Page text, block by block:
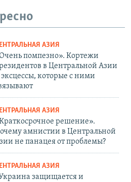
АЗИЯ
помпезно». Кортежи
в Центральной Азии
которые с ними
АЗИЯ
решение».
амнистии в Центральной
не панацея от проблемы?
АЗИЯ
защищается и